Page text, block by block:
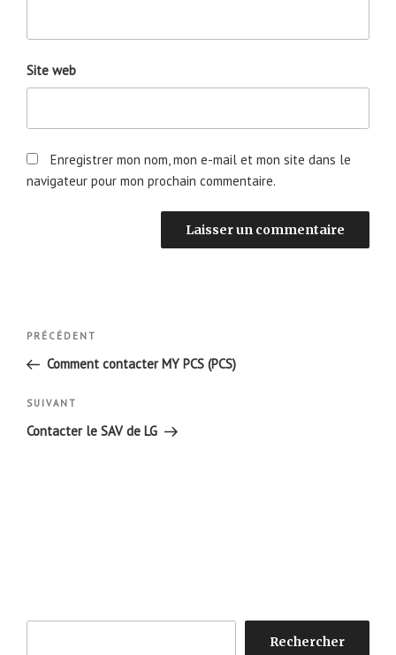
Site web
Enregistrer mon nom, mon e-mail et mon site dans le
navigateur pour mon prochain commentaire.
Navigation
l’article
Article
précédent
PRÉCÉDENT
Comment contacter MY PCS (PCS)
Article
suivant
SUIVANT
Contacter le SAV de LG
Rechercher